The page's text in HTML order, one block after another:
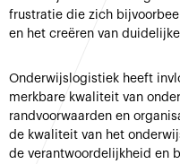
frustratie die zich
en het creëren van
Onderwijslogistiek heeft
merkbare kwaliteit van
randvoorwaarden en
de kwaliteit van het
de verantwoordelijkheid en